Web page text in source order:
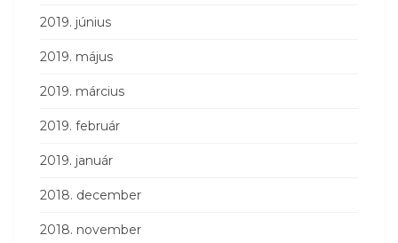
2019. június
2019. május
2019. március
2019. február
2019. január
2018. december
2018. november